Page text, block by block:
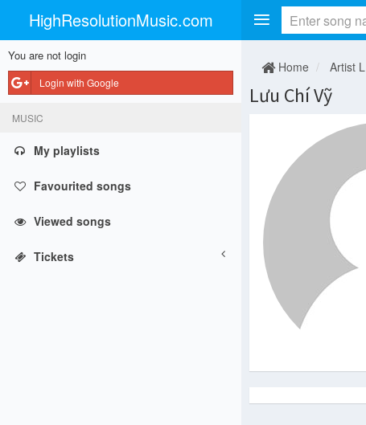
HighResolutionMusic.com
You are not login
Login with Google
MUSIC
My playlists
Favourited songs
Viewed songs
Tickets
Home Artist L
Lưu Chí Vỹ